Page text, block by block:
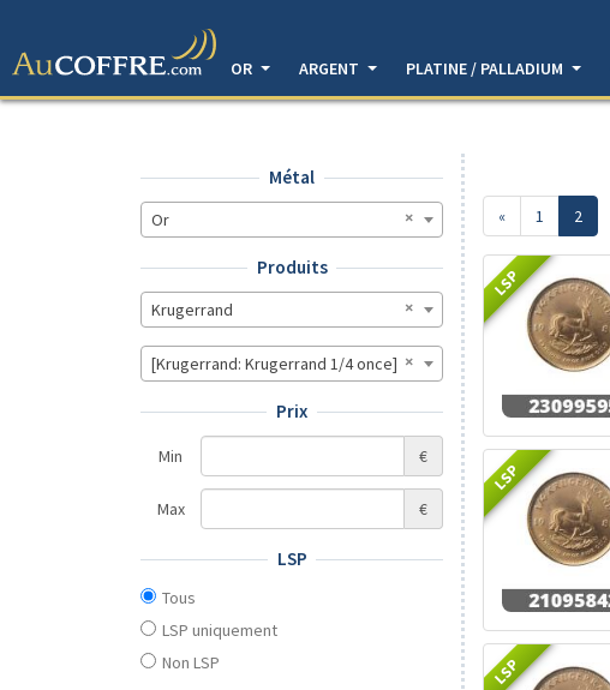
OR
ARGENT PLATINE / PALLADIUM
Métal
Or
Produits
Krugerrand
[Krugerrand: Krugerrand 1/4 once]
Prix
Min €
Max €
LSP
Tous
LSP uniquement
Non LSP
« 1 2
LSP
LSP
LSP